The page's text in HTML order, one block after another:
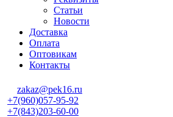
Статьи
Новости
Доставка
Оплата
Оптовикам
Контакты
zakaz@pek16.ru
+7(960)057-95-92
+7(843)203-60-00